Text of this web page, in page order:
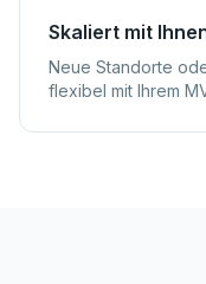
Skaliert mit
Neue Standorte
flexibel mit Ihrem